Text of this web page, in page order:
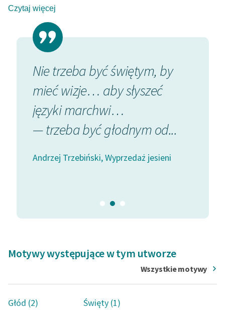
O nas
Kontakt
O projekcie
Zasady wykorzystania
Wolnych Lektur
Materiały promocyjne
Dane fundacji i
Regulamin darowizn
wrażliwych
Deklaracja dostępności
się na etykę chrześcijańską. Współautor deklaracji
ideowej Ruchu. Zginął rozstrzelany przez Niemców.
Różne relacje mówią o zagipsowaniu mu przed śmiercią
Czytaj więcej
Nie trzeba być świętym, by
mieć wizje… aby słyszeć
języki marchwi…
— trzeba być głodnym od...
Andrzej Trzebiński, Wyprzedaż jesieni
Motywy występujące w tym utworze
Wszystkie motywy
Głód (2) Święty (1)